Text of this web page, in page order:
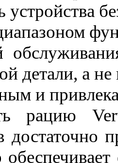
устройства
детали, а не
и
рацию
достаточно